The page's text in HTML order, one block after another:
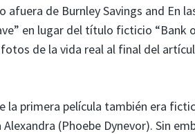
de Burnley Savings and En
en lugar del título ficticio “Bank
de la vida real al final del
la primera película también era
(Phoebe Dynevor). Sin